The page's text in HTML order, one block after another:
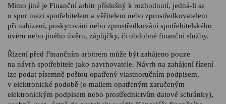
Mimo jiné je Finanční arbitr příslušný k rozhodnutí, jedná-li se
o spor mezi spotřebitelem a věřitelem nebo zprostředkovatelem
při nabízení, poskytování nebo zprostředkování spotřebitelského
úvěru nebo jiného úvěru, zápůjčky, či obdobné finanční služby.
Řízení před Finančním arbitrem může být zahájeno pouze
na návrh spotřebitele jako navrhovatele. Návrh na zahájení řízení
lze podat písemně poštou opatřený vlastnoručním podpisem,
v elektronické podobě (e-mailem opatřeným zaručeným
elektronickým podpisem nebo prostřednictvím datové schránky),